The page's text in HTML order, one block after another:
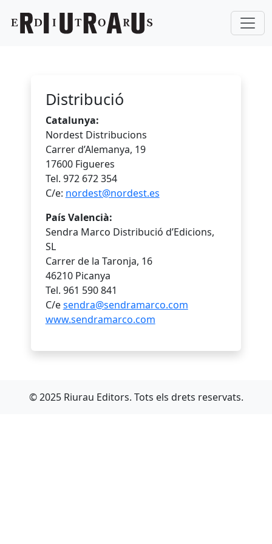
Distribució
Catalunya:
Nordest Distribucions
Carrer d’Alemanya, 19
17600 Figueres
Tel. 972 672 354
C/e: nordest@nordest.es
País Valencià:
Sendra Marco Distribució d’Edicions,
SL
Carrer de la Taronja, 16
46210 Picanya
Tel. 961 590 841
C/esendra@sendramarco.com
www.sendramarco.com
© 2025 Riurau Editors. Tots els drets reservats.